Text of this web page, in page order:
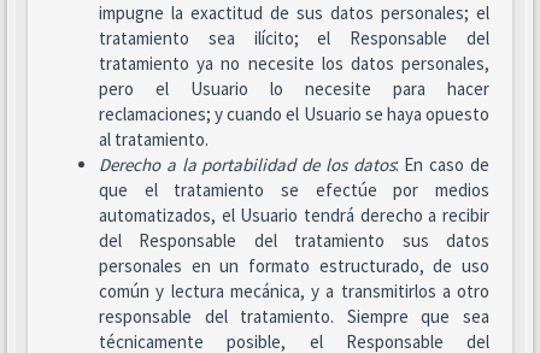
impugne la exactitud de sus datos personales; el
tratamiento sea ilícito; el Responsable del
tratamiento ya no necesite los datos personales,
pero el Usuario lo necesite para hacer
reclamaciones; y cuando el Usuario se haya opuesto
al tratamiento.
Derecho a la portabilidad de los datos: En caso de
que el tratamiento se efectúe por medios
automatizados, el Usuario tendrá derecho a recibir
del Responsable del tratamiento sus datos
personales en un formato estructurado, de uso
común y lectura mecánica, y a transmitirlos a otro
responsable del tratamiento. Siempre que sea
técnicamente posible, el Responsable del